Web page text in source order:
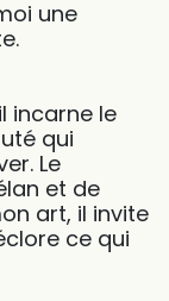
une
incarne le
qui
Le
et de
art, il invite
ce qui